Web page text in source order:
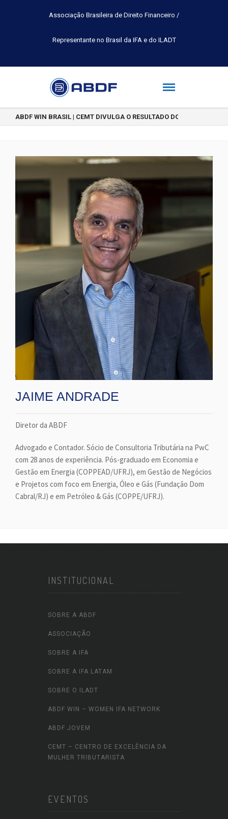
Associação Brasileira de Direito Financeiro /
Representante no Brasil da IFA e do ILADT
ABDF WIN BRASIL | CEMT DIVULGA O RESULTADO DO CONCURSO
JAIME ANDRADE
Diretor da ABDF
Advogado e Contador. Sócio de Consultoria Tributária na PwC
com 28 anos de experiência. Pós-graduado em Economia e
Gestão em Energia (COPPEAD/UFRJ), em Gestão de Negócios
e Projetos com foco em Energia, Óleo e Gás (Fundação Dom
Cabral/RJ) e em Petróleo & Gás (COPPE/UFRJ).
INSTITUCIONAL
SOBRE A ABDF
ASSOCIAÇÃO
SOBRE A IFA
SOBRE A IFA LATAM
SOBRE O ILADT
ABDF WIN – WOMEN IFA NETWORK
ABDF JOVEM
CEMT – CENTRO DE EXCELÊNCIA DA
MULHER TRIBUTARISTA
EVENTOS